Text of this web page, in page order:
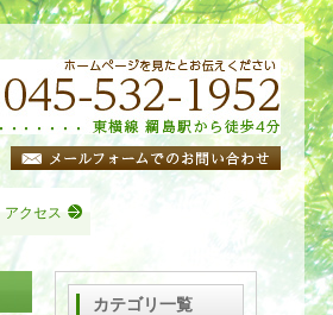
アクセス
カテゴリ一覧